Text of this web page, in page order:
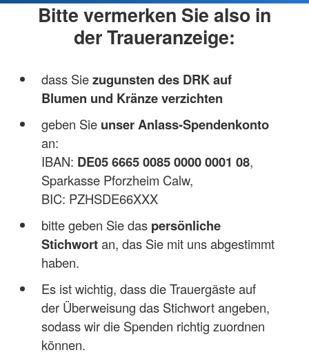
Bitte vermerken Sie also in
der Traueranzeige:
dass Siezugunsten des DRK auf
Blumen und Kränze verzichten
geben Sie unserAnlass-Spendenkonto
an:
IBAN: DE05 6665 0085 0000 0001 08,
Sparkasse Pforzheim Calw,
BIC: PZHSDE66XXX
bitte geben Sie das persönliche
Stichwortan, das Sie mit uns abgestimmt
haben.
Es ist wichtig, dass die Trauergäste auf
der Überweisung das Stichwort angeben,
sodass wir die Spenden richtig zuordnen
können.